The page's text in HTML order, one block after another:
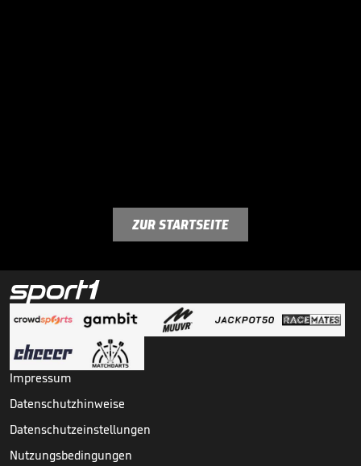
ZUR STARTSEITE
Impressum
Datenschutzhinweise
Datenschutzeinstellungen
Nutzungsbedingungen